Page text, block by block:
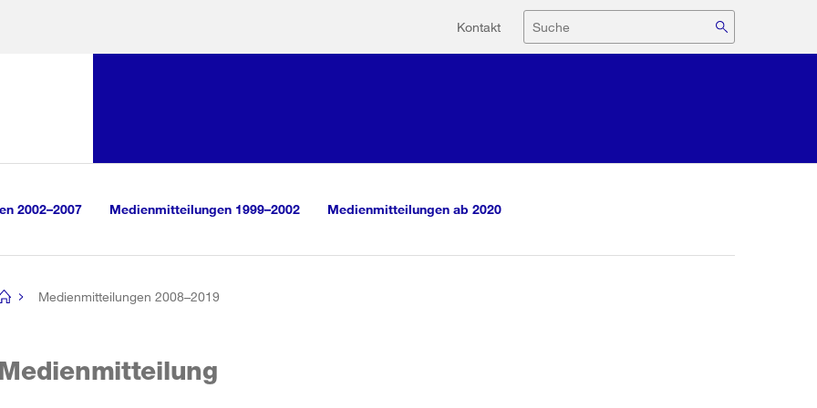
Hilfsnavigation
Kontakt Suche
2002–2007 Medienmitteilungen 1999–2002 Medienmitteilungen ab 2020
Medienmitteilungen 2008–2019